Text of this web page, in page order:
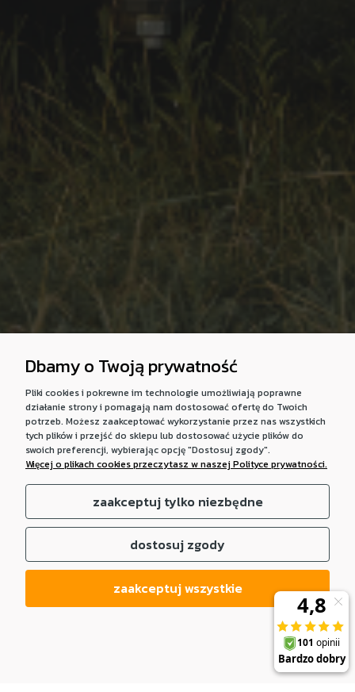
Dbamy o Twoją prywatność
Pliki cookies i pokrewne im technologie umożliwiają poprawne
działanie strony i pomagają nam dostosować ofertę do Twoich
potrzeb. Możesz zaakceptować wykorzystanie przez nas wszystkich
tych plików i przejść do sklepu lub dostosować użycie plików do
swoich preferencji, wybierając opcję "Dostosuj zgody".
Więcej o plikach cookies przeczytasz w naszej Polityce prywatności.
zaakceptuj tylko niezbędne
dostosuj zgody
zaakceptuj wszystkie